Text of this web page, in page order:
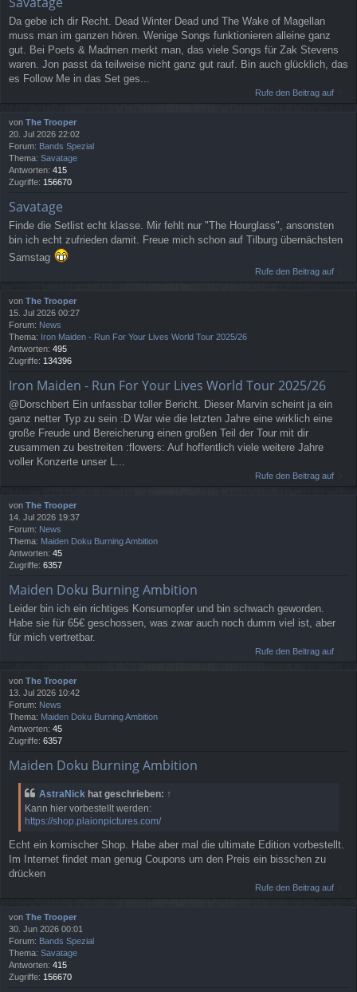
Da gebe ich dir Recht. Dead Winter Dead und The Wake of Magellan
muss man im ganzen hören. Wenige Songs funktionieren alleine ganz
gut. Bei Poets & Madmen merkt man, das viele Songs für Zak Stevens
waren. Jon passt da teilweise nicht ganz gut rauf. Bin auch glücklich, das
es Follow Me in das Set ges...
Rufe den Beitrag auf
von The Trooper
20. Jul 2026 22:02
Forum: Bands Spezial
Thema: Savatage
Antworten: 415
Zugriffe: 156670
Savatage
Finde die Setlist echt klasse. Mir fehlt nur "The Hourglass", ansonsten
bin ich echt zufrieden damit. Freue mich schon auf Tilburg übernächsten
Samstag
Rufe den Beitrag auf
von The Trooper
15. Jul 2026 00:27
Forum: News
Thema: Iron Maiden - Run For Your Lives World Tour 2025/26
Antworten: 495
Zugriffe: 134396
Iron Maiden - Run For Your Lives World Tour 2025/26
@Dorschbert Ein unfassbar toller Bericht. Dieser Marvin scheint ja ein
ganz netter Typ zu sein :D War wie die letzten Jahre eine wirklich eine
große Freude und Bereicherung einen großen Teil der Tour mit dir
zusammen zu bestreiten :flowers: Auf hoffentlich viele weitere Jahre
voller Konzerte unser L...
Rufe den Beitrag auf
von The Trooper
14. Jul 2026 19:37
Forum: News
Thema: Maiden Doku Burning Ambition
Antworten: 45
Zugriffe: 6357
Maiden Doku Burning Ambition
Leider bin ich ein richtiges Konsumopfer und bin schwach geworden.
Habe sie für 65€ geschossen, was zwar auch noch dumm viel ist, aber
für mich vertretbar.
Rufe den Beitrag auf
von The Trooper
13. Jul 2026 10:42
Forum: News
Thema: Maiden Doku Burning Ambition
Antworten: 45
Zugriffe: 6357
Maiden Doku Burning Ambition
AstraNick hat geschrieben: ↑
Kann hier vorbestellt werden:
https://shop.plaionpictures.com/
Echt ein komischer Shop. Habe aber mal die ultimate Edition vorbestellt.
Im Internet findet man genug Coupons um den Preis ein bisschen zu
drücken
Rufe den Beitrag auf
von The Trooper
30. Jun 2026 00:01
Forum: Bands Spezial
Thema: Savatage
Antworten: 415
Zugriffe: 156670